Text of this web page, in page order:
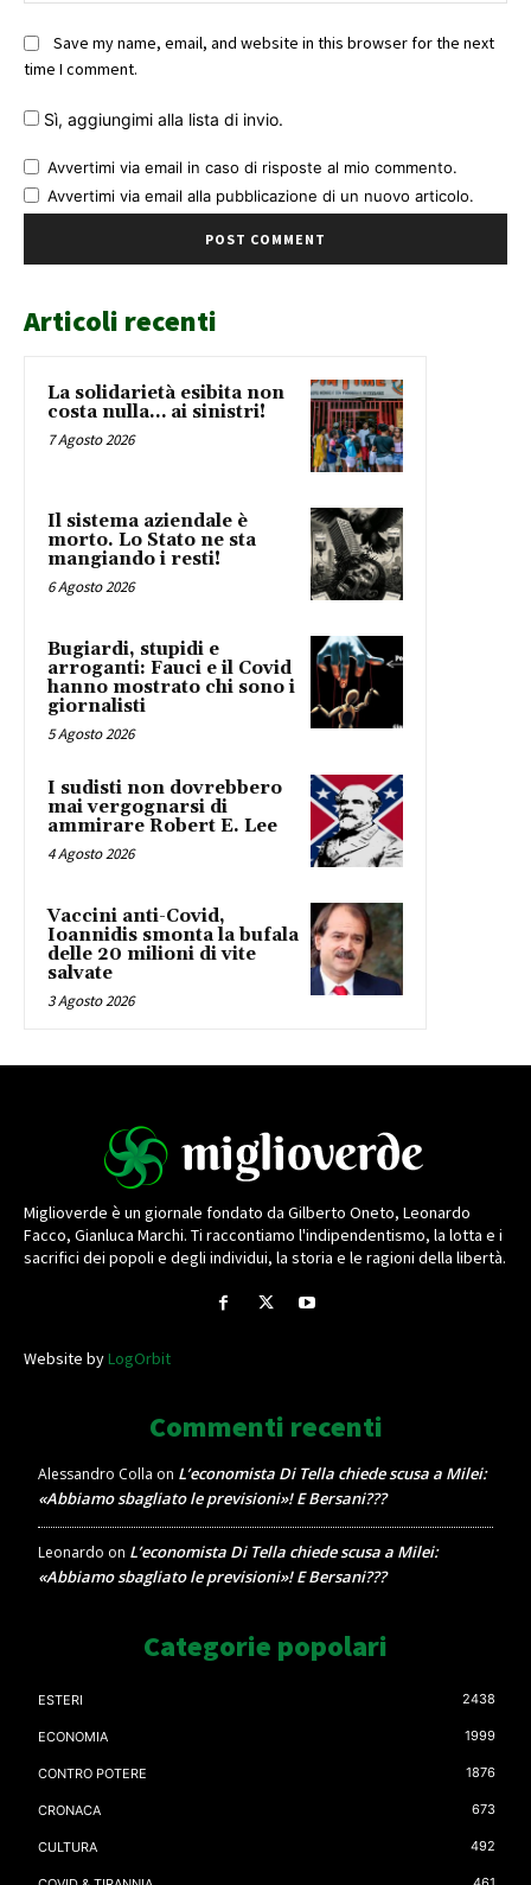
Save my name, email, and website in this browser for the next
time I comment.
Sì, aggiungimi alla lista di invio.
Avvertimi via email in caso di risposte al mio commento.
Avvertimi via email alla pubblicazione di un nuovo articolo.
Articoli recenti
La solidarietà esibita non
costa nulla… ai sinistri!
7 Agosto 2026
Il sistema aziendale è
morto. Lo Stato ne sta
mangiando i resti!
6 Agosto 2026
Bugiardi, stupidi e
arroganti: Fauci e il Covid
hanno mostrato chi sono i
giornalisti
5 Agosto 2026
I sudisti non dovrebbero
mai vergognarsi di
ammirare Robert E. Lee
4 Agosto 2026
Vaccini anti-Covid,
Ioannidis smonta la bufala
delle 20 milioni di vite
salvate
3 Agosto 2026
Miglioverde è un giornale fondato da Gilberto Oneto, Leonardo
Facco, Gianluca Marchi. Ti raccontiamo l'indipendentismo, la lotta e i
sacrifici dei popoli e degli individui, la storia e le ragioni della libertà.
Website byLogOrbit
Commenti recenti
Alessandro Colla on L’economista Di Tella chiede scusa a Milei:
«Abbiamo sbagliato le previsioni»! E Bersani???
Leonardo on L’economista Di Tella chiede scusa a Milei:
«Abbiamo sbagliato le previsioni»! E Bersani???
Categorie popolari
ESTERI 2438
ECONOMIA 1999
CONTRO POTERE 1876
CRONACA 673
CULTURA 492